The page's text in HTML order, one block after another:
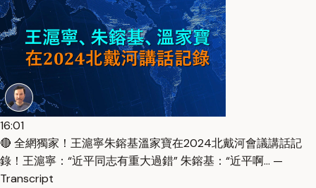
16:01
🔴 全網獨家！王滬寧朱鎔基溫家寶在2024北戴河會議講話記
錄！王滬寧：“近平同志有重大過錯” 朱鎔基：“近平啊… —
Transcript